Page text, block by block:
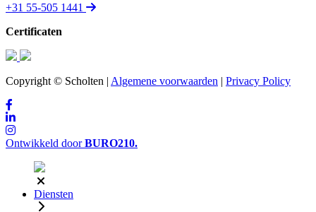
+31 55-505 1441
Certificaten
Copyright © Scholten | Algemene voorwaarden | Privacy Policy
Ontwikkeld doorBURO210.
Diensten